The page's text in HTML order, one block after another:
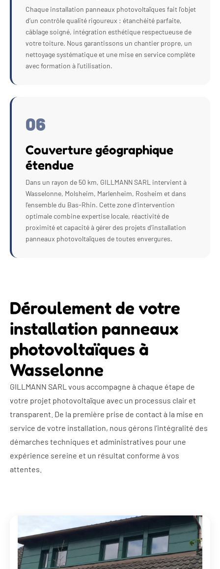
Chaque installation panneaux photovoltaïques fait l’objet
d’un contrôle qualité rigoureux : étanchéité parfaite,
câblage soigné, intégration esthétique respectueuse de
votre toiture. Nous garantissons un chantier propre, un
nettoyage systématique et une mise en service complète
avec formation à l’utilisation.
06
Couverture géographique
étendue
Dans un rayon de 50 km, GILLMANN SARL intervient à
Wasselonne, Molsheim, Marlenheim, Rosheim et dans
l’ensemble du Bas-Rhin. Cette zone d’intervention
optimale combine expertise locale, réactivité de
proximité et capacité à gérer des projets d’installation
panneaux photovoltaïques de toutes envergures.
Déroulement de votre
installation panneaux
photovoltaïques à
Wasselonne
GILLMANN SARL vous accompagne à chaque étape de
votre projet photovoltaïque avec un processus clair et
transparent. De la première prise de contact à la mise en
service de votre installation, nous gérons l’intégralité des
démarches techniques et administratives pour une
expérience sereine et un résultat conforme à vos
attentes.